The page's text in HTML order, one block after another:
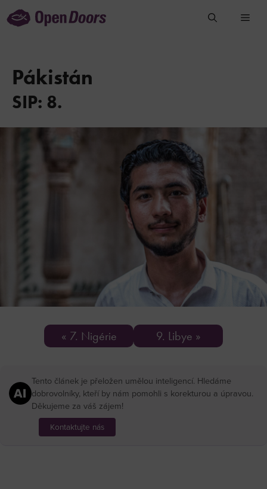
Přeskočit
na
Pákistán
SIP: 8.
« 7. Nigérie 9. Libye »
Tento článek je přeložen umělou inteligencí. Hledáme
dobrovolníky, kteří by nám pomohli s korekturou a úpravou.
Děkujeme za váš zájem!
Kontaktujte nás